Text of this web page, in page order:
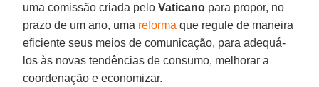
uma comissão criada peloVaticano para propor, no
prazo de um ano, uma reforma que regule de maneira
eficiente seus meios de comunicação, para adequá-
los às novas tendências de consumo, melhorar a
coordenação e economizar.